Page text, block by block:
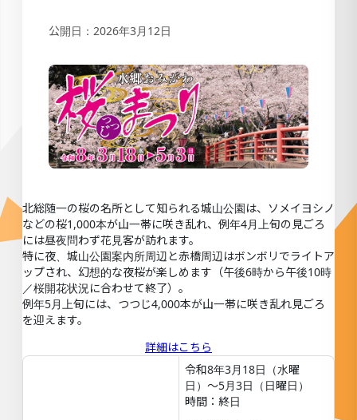
公開日：2026年3月12日
北総随一の桜の名所として知られる城山公園は、ソメイヨシノ
などの桜1,000本が山一帯に咲き乱れ、例年4月上旬の見ごろ
には昼夜問わず花見客が訪れます。
特に夜、城山公園案内所周辺と赤橋周辺はボンボリでライトア
ップされ、幻想的な夜桜が楽しめます（午後6時から午後10時
／桜開花状況に合わせて終了）。
例年5月上旬には、つつじ4,000本が山一帯に咲き乱れ見ごろ
を迎えます。
詳細はこちら
令和8年3月18日（水曜
日）〜5月3日（日曜日）
時間：終日